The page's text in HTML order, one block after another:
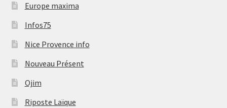
Europe maxima
Infos75
Nice Provence info
Nouveau Présent
Ojim
Riposte Laïque